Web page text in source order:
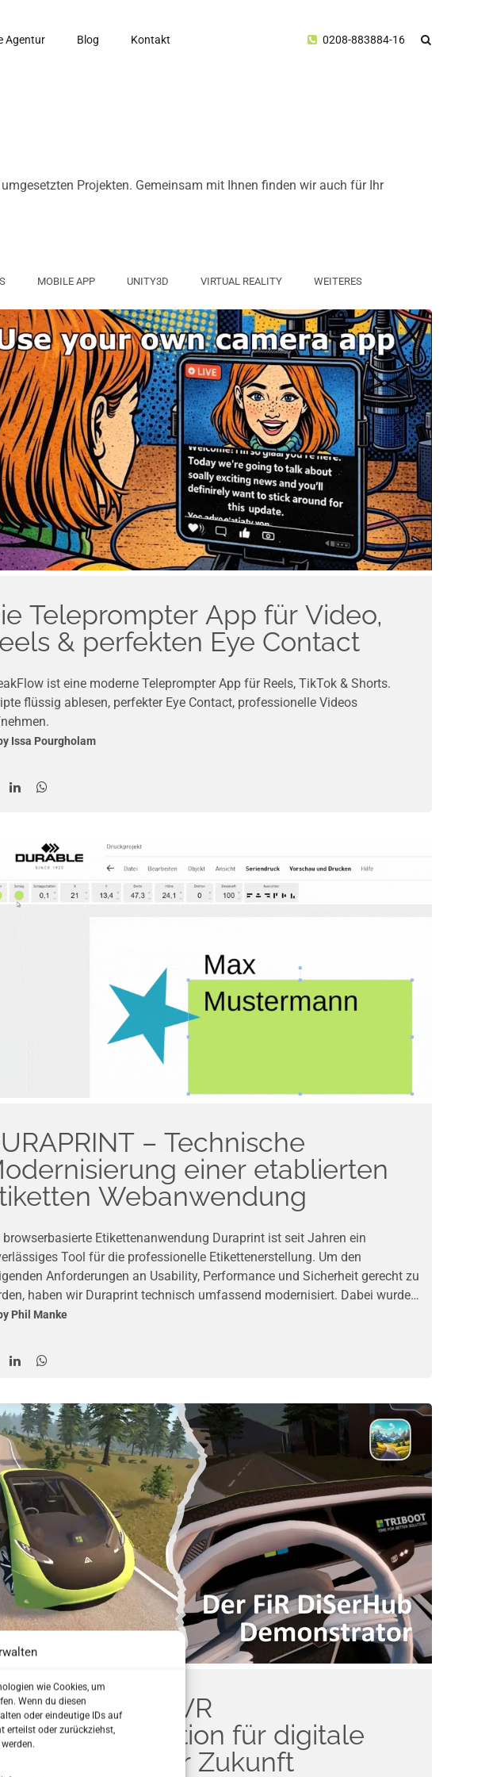
wie Cookies, um
Wenn du diesen
oder eindeutige IDs auf
erteilst oder zurückziehst,
0208-883884-16
Agentur Blog Kontakt
Projekten. Gemeinsam mit Ihnen finden wir auch für Ihr
MOBILE APP UNITY3D VIRTUAL REALITY WEITERES
Teleprompter App für Video,
& perfekten Eye Contact
ist eine moderne Teleprompter App für Reels, TikTok & Shorts.
flüssig ablesen, perfekter Eye Contact, professionelle Videos
Issa Pourgholam
– Technische
einer etablierten
Webanwendung
browserbasierte Etikettenanwendung Duraprint ist seit Jahren ein
Tool für die professionelle Etikettenerstellung. Um den
Anforderungen an Usability, Performance und Sicherheit gerecht zu
haben wir Duraprint technisch umfassend modernisiert. Dabei wurde
Webarchitektur durch moderne Frameworks ersetzt, die eine
Benutzerführung ermöglichen. Dank der technischen
ist Duraprint nun nicht nur zukunftssicher, sondern auch
eine intuitivere Bedienung und eine höhere Stabilität – ideal für
die auf effiziente Etikettenerstellung angewiesen sind. Mit
setzen wir ein klares Zeichen für Innovation und Nachhaltigkeit in
digitalen Produktentwicklung.
Phil Manke
DiSerHub – VR
für digitale
der Zukunft